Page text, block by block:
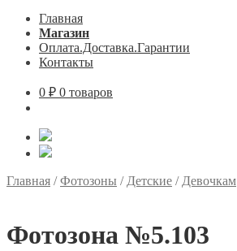
Главная
Магазин
Оплата.Доставка.Гарантии
Контакты
0 ₽ 0 товаров
Главная /Фотозоны / Детские / Девочкам
Фотозона №5.103